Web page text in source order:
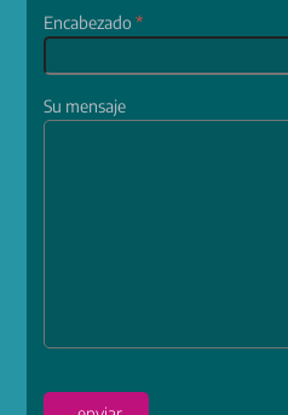
Encabezado*
Su mensaje